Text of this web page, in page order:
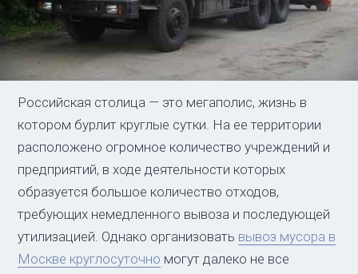
Российская столица — это мегаполис, жизнь в
котором бурлит круглые сутки. На ее территории
расположено огромное количество учреждений и
предприятий, в ходе деятельности которых
образуется большое количество отходов,
требующих немедленного вывоза и последующей
утилизацией. Однако организовать вывоз мусора в
Москве круглосуточно могут далеко не все